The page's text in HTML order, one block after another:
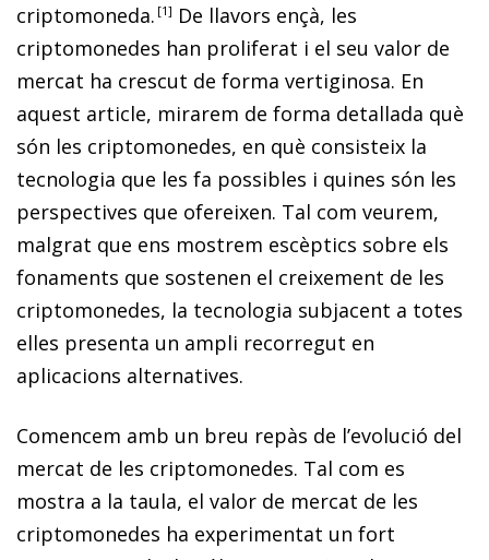
criptomoneda. 1
De llavors ençà, les
criptomonedes han proliferat i el seu valor de
mercat ha crescut de forma vertiginosa. En
aquest article, mirarem de forma detallada què
són les criptomonedes, en què consisteix la
tecnologia que les fa possibles i quines són les
perspectives que ofereixen. Tal com veurem,
malgrat que ens mostrem escèptics sobre els
fonaments que sostenen el creixement de les
criptomonedes, la tecnologia subjacent a totes
elles presenta un ampli recorregut en
aplicacions alternatives.
Comencem amb un breu repàs de l’evolució del
mercat de les criptomonedes. Tal com es
mostra a la taula, el valor de mercat de les
criptomonedes ha experimentat un fort